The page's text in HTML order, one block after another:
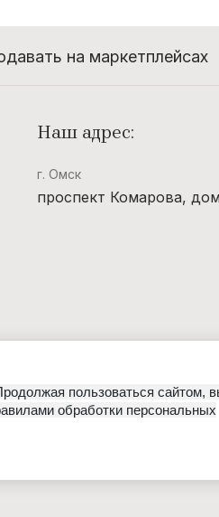
на маркетплейсах
Наш адрес:
г. Омск
проспект Комарова, дом
пользоваться сайтом,
обработки персональных